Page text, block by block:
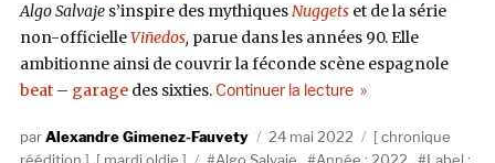
Algo Salvaje s’inspire des mythiquesNuggets et de la série
non-officielleViñedos, parue dans les années 90. Elle
ambitionne ainsi de couvrir la féconde scène espagnole
beat– garagedes sixties. Continuer la lecturede « V/A, Algo
AuteurAlexandre Gimenez-Fauvety
Publié
le
24 mai 2022 Catégories
chronique
Étiquettes